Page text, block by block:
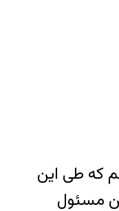
که طی این
مسئول